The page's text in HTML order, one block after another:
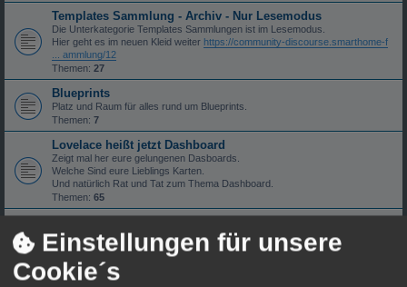
Templates Sammlung - Archiv - Nur Lesemodus
Die Unterkategorie Templates Sammlungen ist im Lesemodus.
Hier geht es im neuen Kleid weiter https://community-discourse.smarthome-f
... ammlung/12
Themen: 27
Blueprints
Platz und Raum für alles rund um Blueprints.
Themen: 7
Lovelace heißt jetzt Dashboard
Zeigt mal her eure gelungenen Dasboards.
Welche Sind eure Lieblings Karten.
Und natürlich Rat und Tat zum Thema Dashboard.
Themen: 65
Bereich rings rum zum Thema Yaml und seine Tücken.
Themen:109
Home Assistant Add-On's
Einstellungen für unsere
Cookie´s